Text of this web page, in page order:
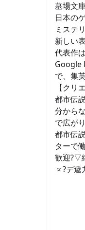
墓場文
日本の
ミステ
新しい
代表作
Google
で、集
【クリ
都市伝
分から
で広が
都市伝
ターで
歓迎?▽
∝?デ遞